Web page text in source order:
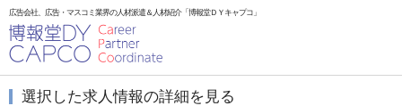
広告会社、広告・マスコミ業界の人材派遣＆人材紹介「博報堂ＤＹキャプコ」
選択した求人情報の詳細を見る